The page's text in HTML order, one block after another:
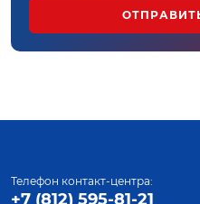
Телефон контакт-центра:
+7 (812) 595-81-21